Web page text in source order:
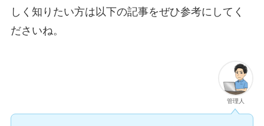
しく知りたい方は以下の記事をぜひ参考にしてく
ださいね。
管理人